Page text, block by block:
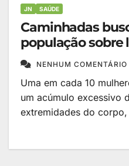
JN SAÚDE
Caminhadas
população sobre
NENHUM COMENTÁRIO
Uma em cada 10
um acúmulo excessivo
extremidades do